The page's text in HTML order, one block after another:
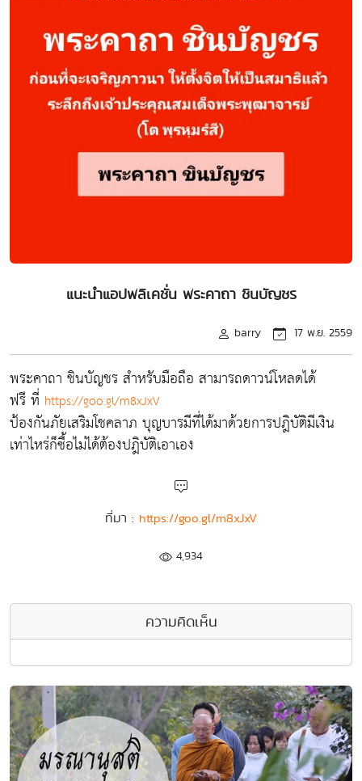
แนะนำแอปพลิเคชั่น พระคาถา ชินบัญชร
barry 17 พ.ย. 2559
พระคาถา ชินบัญชร สำหรับมือถือ สามารถดาวน์โหลดได้
ฟรี ที่ https://goo.gl/m8xJxV
ป้องกันภัยเสริมโชคลาภ บุญบารมีที่ได้มาด้วยการปฎิบัติมีเงิน
เท่าไหร่ก็ซื้อไม่ได้ต้องปฎิบัติเอาเอง
ที่มา : https://goo.gl/m8xJxV
4,934
ความคิดเห็น